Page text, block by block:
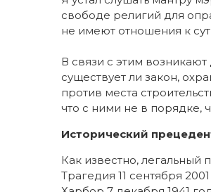
свободе религий для
не имеют отношения к
В связи с этим
существует ли закон,
против места
что с ними не в порядке,
Исторический
Как известно,
Трагедия 11 сентября